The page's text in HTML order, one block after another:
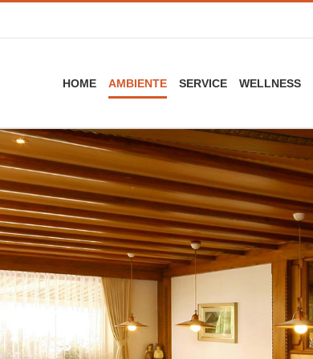
HOME AMBIENTE SERVICE WELLNESS